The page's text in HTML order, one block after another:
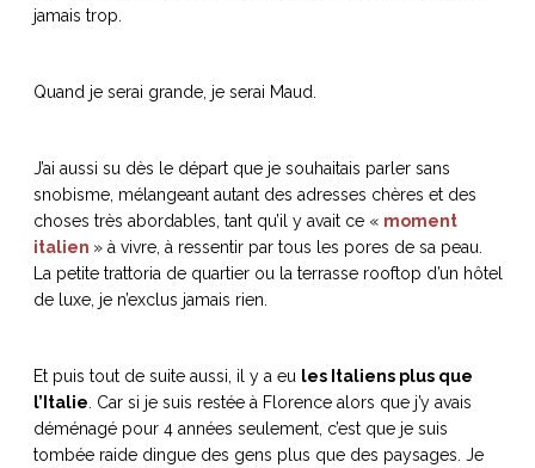
ART DE VIVRE ITALIEN
Virtuosa Venezia
jamais trop.
Quand je serai grande, je serai Maud.
J’ai aussi su dès le départ que je souhaitais parler sans
snobisme, mélangeant autant des adresses chères et des
choses très abordables, tant qu’il y avait ce « moment
italien » à vivre, à ressentir par tous les pores de sa peau.
La petite trattoria de quartier ou la terrasse rooftop d’un hôtel
de luxe, je n’exclus jamais rien.
Et puis tout de suite aussi, il y a eu les Italiens plus que
l’Italie . Car si je suis restée à Florence alors que j’y avais
déménagé pour 4 années seulement, c’est que je suis
tombée raide dingue des gens plus que des paysages. Je